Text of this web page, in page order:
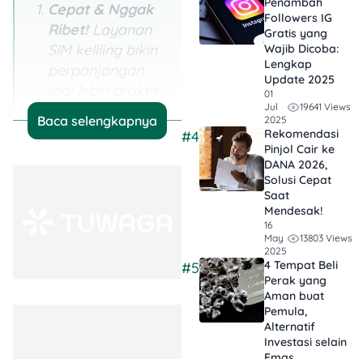
Cepat & Nggak
Ribet!Layanan
SIM keliling bikin
perpanjangan
lokasi strategis
Baca selengkapnya
Followers IG
Gratis yang
Wajib Dicoba:
Lengkap
Update 2025
01
Jul
2025
19641 Views
#4
Rekomendasi
Pinjol Cair ke
DANA 2026,
Solusi Cepat
Saat
Mendesak!
16
May
2025
13803 Views
#5
4 Tempat Beli
Perak yang
Aman buat
Pemula,
Alternatif
Investasi selain